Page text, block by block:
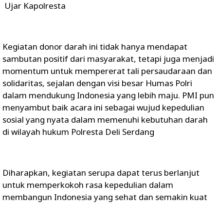
Ujar Kapolresta
Kegiatan donor darah ini tidak hanya mendapat
sambutan positif dari masyarakat, tetapi juga menjadi
momentum untuk mempererat tali persaudaraan dan
solidaritas, sejalan dengan visi besar Humas Polri
dalam mendukung Indonesia yang lebih maju. PMI pun
menyambut baik acara ini sebagai wujud kepedulian
sosial yang nyata dalam memenuhi kebutuhan darah
di wilayah hukum Polresta Deli Serdang
Diharapkan, kegiatan serupa dapat terus berlanjut
untuk memperkokoh rasa kepedulian dalam
membangun Indonesia yang sehat dan semakin kuat